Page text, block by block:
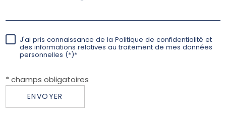
J'ai pris connaissance de la Politique de confidentialité et
des informations relatives au traitement de mes données
personnelles (*)*
* champs obligatoires
ENVOYER